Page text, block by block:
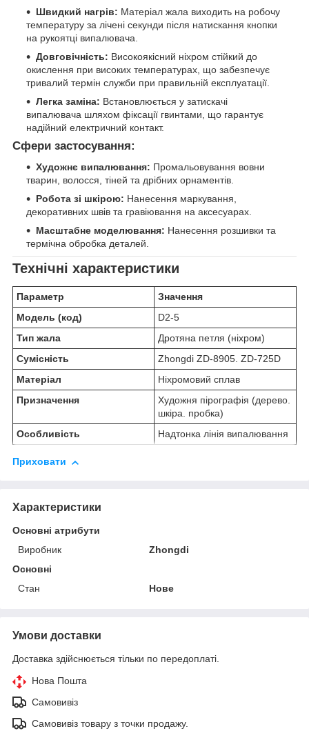
Швидкий нагрів: Матеріал жала виходить на робочу
температуру за лічені секунди після натискання кнопки
на рукоятці випалювача.
Довговічність: Високоякісний ніхром стійкий до
окислення при високих температурах, що забезпечує
тривалий термін служби при правильній експлуатації.
Легка заміна: Встановлюється у затискачі
випалювача шляхом фіксації гвинтами, що гарантує
надійний електричний контакт.
Сфери застосування:
Художнє випалювання: Промальовування вовни
тварин, волосся, тіней та дрібних орнаментів.
Робота зі шкірою: Нанесення маркування,
декоративних швів та гравіювання на аксесуарах.
Масштабне моделювання: Нанесення розшивки та
термічна обробка деталей.
Технічні характеристики
Параметр
Значення
Модель (код)
D2-5
Тип жала
Дротяна петля (ніхром)
Сумісність
Zhongdi ZD-8905. ZD-725D
Матеріал
Ніхромовий сплав
Призначення
Художня пірографія (дерево.
шкіра. пробка)
Особливість
Надтонка лінія випалювання
Приховати
Характеристики
Основні атрибути
Виробник
Zhongdi
Основні
Стан
Нове
Умови доставки
Доставка здійснюється тільки по передоплаті.
Нова Пошта
Самовивіз
Самовивіз товару з точки продажу.